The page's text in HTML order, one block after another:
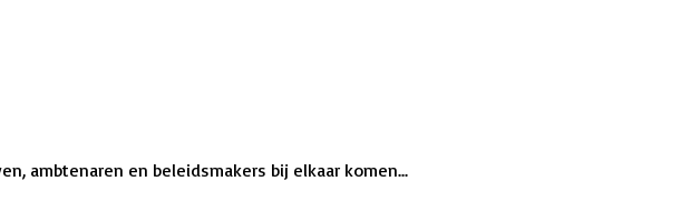
ambtenaren en beleidsmakers bij elkaar komen...